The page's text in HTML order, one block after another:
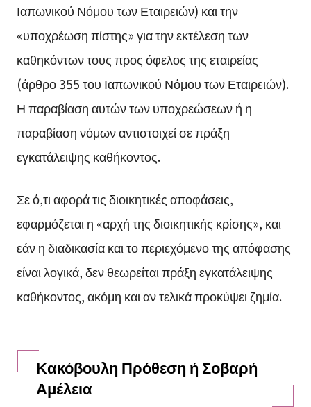
Ιαπωνικού Νόμου των Εταιρειών) και την
«υποχρέωση πίστης» για την εκτέλεση των
καθηκόντων τους προς όφελος της εταιρείας
(άρθρο 355 του Ιαπωνικού Νόμου των Εταιρειών).
Η παραβίαση αυτών των υποχρεώσεων ή η
παραβίαση νόμων αντιστοιχεί σε πράξη
εγκατάλειψης καθήκοντος.
Σε ό,τι αφορά τις διοικητικές αποφάσεις,
εφαρμόζεται η «αρχή της διοικητικής κρίσης», και
εάν η διαδικασία και το περιεχόμενο της απόφασης
είναι λογικά, δεν θεωρείται πράξη εγκατάλειψης
καθήκοντος, ακόμη και αν τελικά προκύψει ζημία.
Κακόβουλη Πρόθεση ή Σοβαρή
Αμέλεια